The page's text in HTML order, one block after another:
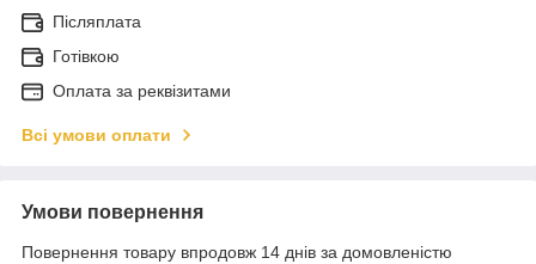
Післяплата
Готівкою
Оплата за реквізитами
Всі умови оплати
Умови повернення
Повернення товару впродовж 14 днів за домовленістю